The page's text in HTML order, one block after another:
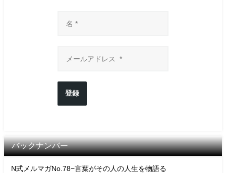
登録
バックナンバー
N式メルマガNo.78−言葉がその人の人生を物語る